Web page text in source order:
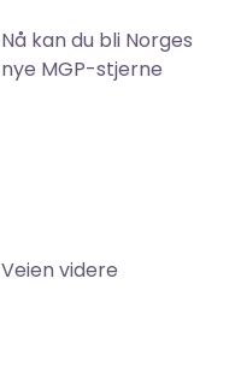
Nå kan du bli Norges
nye MGP-stjerne
Veien videre